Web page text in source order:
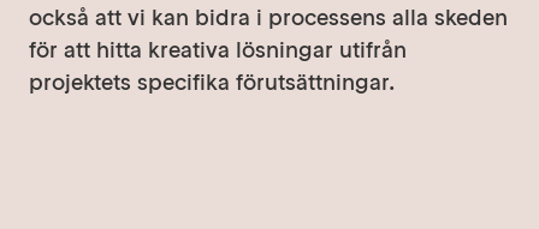
också att vi kan bidra i processens alla skeden
för att hitta kreativa lösningar utifrån
projektets specifika förutsättningar.